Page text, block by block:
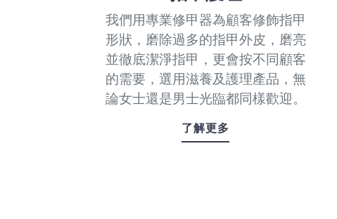
我們用專業修甲器為顧客修飾指甲
形狀，磨除過多的指甲外皮，磨亮
並徹底潔淨指甲，更會按不同顧客
的需要，選用滋養及護理產品，無
論女士還是男士光臨都同樣歡迎。
了解更多